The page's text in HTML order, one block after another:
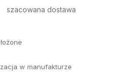
szacowana dostawa
w manufakturze